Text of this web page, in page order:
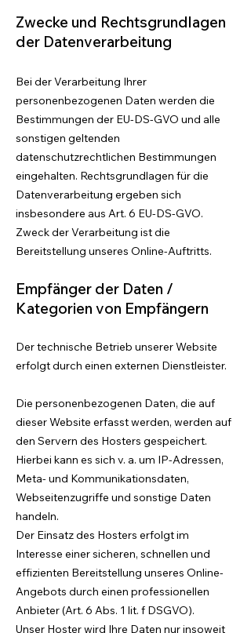
Zwecke und Rechtsgrundlagen
der Datenverarbeitung
Bei der Verarbeitung Ihrer
personenbezogenen Daten werden die
Bestimmungen der EU‑DS-GVO und alle
sonstigen geltenden
datenschutzrechtlichen Bestimmungen
eingehalten. Rechtsgrundlagen für die
Datenverarbeitung ergeben sich
insbesondere aus Art. 6 EU-DS-GVO.
Zweck der Verarbeitung ist die
Bereitstellung unseres Online-Auftritts.
Empfänger der Daten /
Kategorien von Empfängern
Der technische Betrieb unserer Website
erfolgt durch einen externen Dienstleister.
Die personenbezogenen Daten, die auf
dieser Website erfasst werden, werden auf
den Servern des Hosters gespeichert.
Hierbei kann es sich v. a. um IP-Adressen,
Meta- und Kommunikationsdaten,
Webseitenzugriffe und sonstige Daten
handeln.
Der Einsatz des Hosters erfolgt im
Interesse einer sicheren, schnellen und
effizienten Bereitstellung unseres Online-
Angebots durch einen professionellen
Anbieter (Art. 6 Abs. 1 lit. f DSGVO).
Unser Hoster wird Ihre Daten nur insoweit